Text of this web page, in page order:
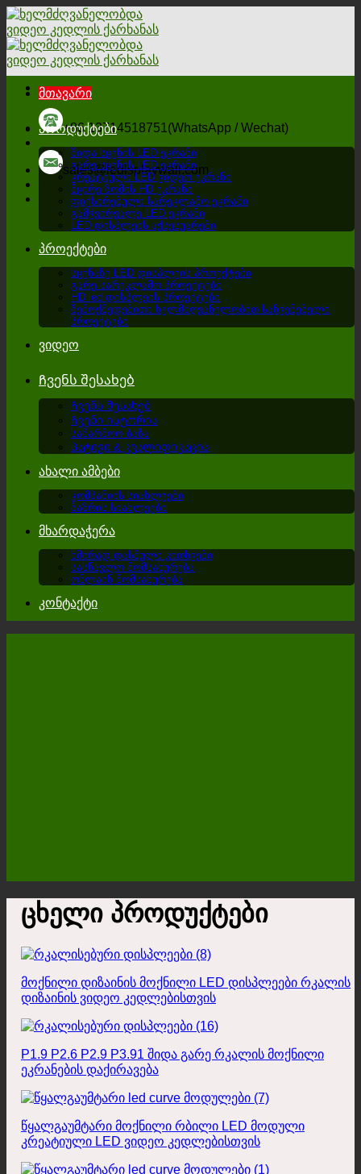
გადადით
შინაარსზე
+86 13714518751(WhatsApp / Wechat)
sales@ledisplaywall.com
მთავარი
პროდუქტები
შიდა სცენის LED ეკრანი
გარე სცენის LED ეკრანი
კრეატიული LED ვიდეო ეკრანი
მცირე ზომის HD ეკრანი
ფიქსირებული სარეკლამო ეკრანი
გამჭვირვალე LED ეკრანი
LED დისპლეის აქსესუარები
პროექტები
სცენაზე LED დისპლეის პროექტები
გარე სარეკლამო პროექტები
HD led დისპლეის პროექტები
შემოქმედებითი ხელმძღვანელობით საჩვენებელი
პროექტები
ვიდეო
Ჩვენს შესახებ
Ჩვენს შესახებ
Ჩვენი ისტორია
საწარმოო ბაზა
Პატივი & კვალიფიკაცია
ახალი ამბები
კომპანიის სიახლეები
ბაზრის სიახლეები
მხარდაჭერა
ხშირად დასმული კითხვები
სასწავლო მომსახურება
ონლაინ მომსახურება
კონტაქტი
ცხელი პროდუქტები
მოქნილი დიზაინის მოქნილი LED დისპლეები რკალის
დიზაინის ვიდეო კედლებისთვის
P1.9 P2.6 P2.9 P3.91 შიდა გარე რკალის მოქნილი
ეკრანების დაქირავება
წყალგაუმტარი მოქნილი რბილი LED მოდული
კრეატიული LED ვიდეო კედლებისთვის